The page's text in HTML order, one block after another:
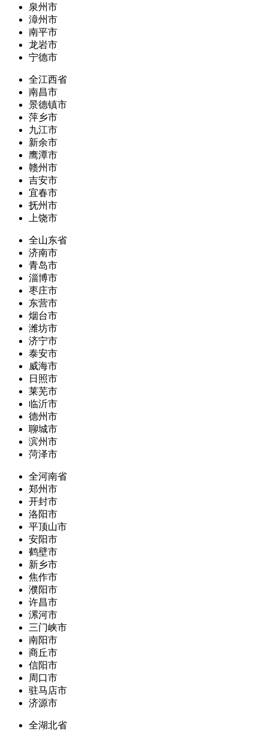
泉州市
漳州市
南平市
龙岩市
宁德市
全江西省
南昌市
景德镇市
萍乡市
九江市
新余市
鹰潭市
赣州市
吉安市
宜春市
抚州市
上饶市
全山东省
济南市
青岛市
淄博市
枣庄市
东营市
烟台市
潍坊市
济宁市
泰安市
威海市
日照市
莱芜市
临沂市
德州市
聊城市
滨州市
菏泽市
全河南省
郑州市
开封市
洛阳市
平顶山市
安阳市
鹤壁市
新乡市
焦作市
濮阳市
许昌市
漯河市
三门峡市
南阳市
商丘市
信阳市
周口市
驻马店市
济源市
全湖北省